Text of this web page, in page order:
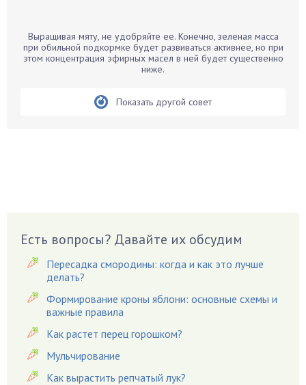
Бархатцы
Бегония
Вешенки
Виноград
Вредители
Гардения
Гацания
Гвоздики
Георгины
Выращивая мяту, не удобряйте ее. Конечно, зеленая масса
при обильной подкормке будет развиваться активнее, но при
этом концентрация эфирных масел в ней будет существенно
ниже.
Показать другой совет
Есть вопросы? Давайте их обсудим
Пересадка смородины: когда и как это лучше
делать?
Формирование кроны яблони: основные схемы и
важные правила
Как растет перец горошком?
Мульчирование
Как вырастить репчатый лук?